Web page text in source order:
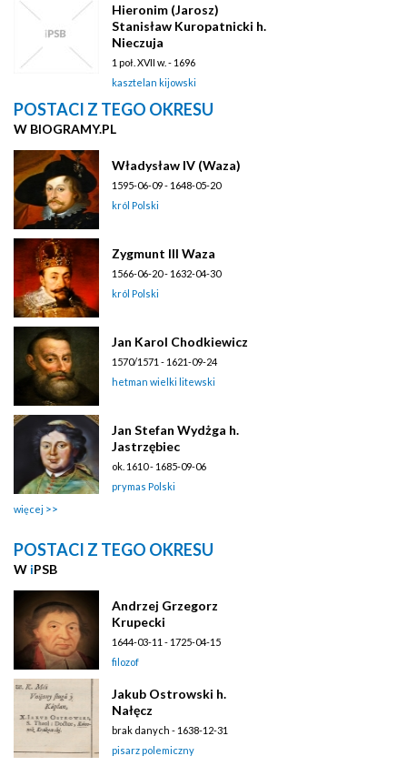
Hieronim (Jarosz)
Stanisław Kuropatnicki h.
Nieczuja
1 poł. XVII w. - 1696
kasztelan kijowski
POSTACI Z TEGO OKRESU
W BIOGRAMY.PL
Władysław IV (Waza)
1595-06-09 - 1648-05-20
król Polski
Zygmunt III Waza
1566-06-20 - 1632-04-30
król Polski
Jan Karol Chodkiewicz
1570/1571 - 1621-09-24
hetman wielki litewski
Jan Stefan Wydżga h.
Jastrzębiec
ok. 1610 - 1685-09-06
prymas Polski
więcej
POSTACI Z TEGO OKRESU
W iPSB
Andrzej Grzegorz
Krupecki
1644-03-11 - 1725-04-15
filozof
Jakub Ostrowski h.
Nałęcz
brak danych - 1638-12-31
pisarz polemiczny